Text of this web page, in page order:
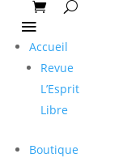
Accueil
Revue
L’Esprit
Libre
Boutique